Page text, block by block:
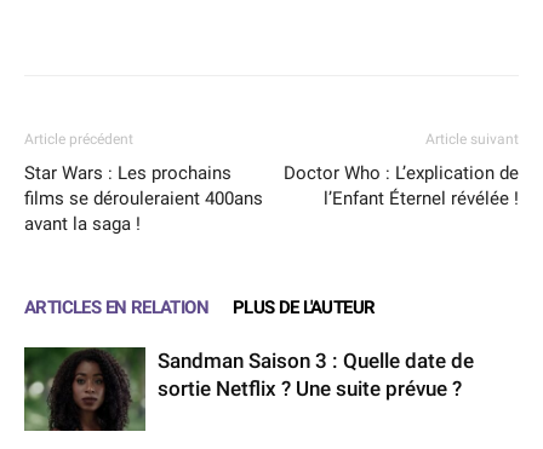
Article précédent
Star Wars : Les prochains
films se dérouleraient 400ans
avant la saga !
Article suivant
Doctor Who : L’explication de
l’Enfant Éternel révélée !
ARTICLES EN RELATION PLUS DE L'AUTEUR
Sandman Saison 3 : Quelle date de
sortie Netflix ? Une suite prévue ?